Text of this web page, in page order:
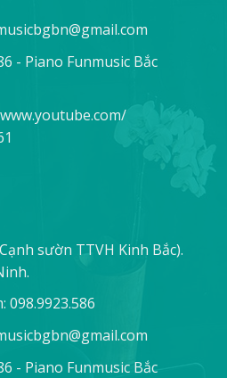
- Piano Funmusic Bắc
sườn TTVH Kinh Bắc).
098.9923.586
- Piano Funmusic Bắc